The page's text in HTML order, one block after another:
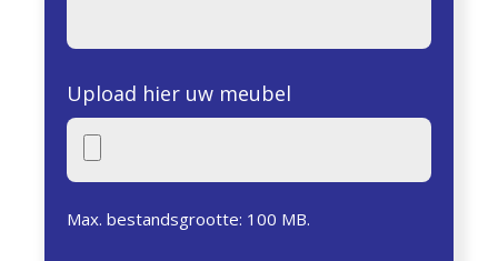
Upload hier uw meubel
Max. bestandsgrootte: 100 MB.